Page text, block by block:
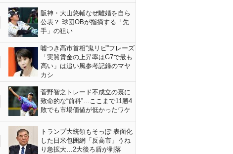
阪神・大山悠輔なぜ離婚を自ら
公表？ 球団OBが指摘する「先
手」の狙い
嘘つき高市首相“鬼リピ”フレーズ
「実質賃金の上昇率はG7で最も
高い」は追い風参考記録のマヤ
カシ
菅野智之トレード不成立の裏に
致命的な“前科”…ここまで11勝4
敗でも市場価値が低かったワケ
トランプ大統領もそっぽ 表面化
した日米包囲網「反高市」うね
り急拡大…2大後ろ盾が剥落